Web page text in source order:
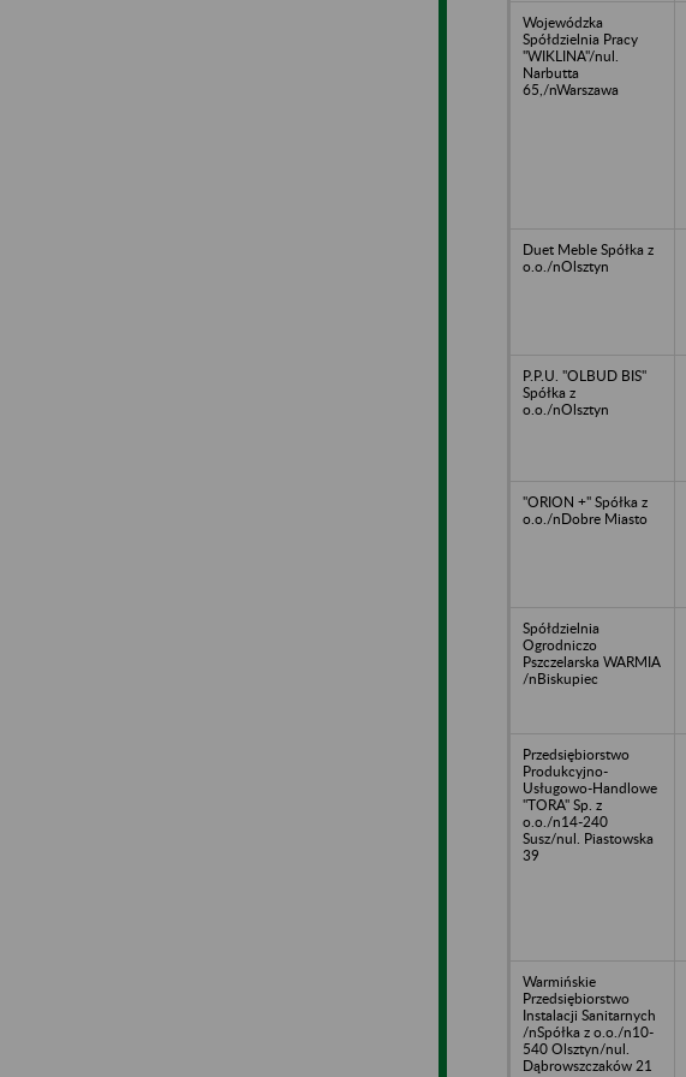
Wojewódzka
Spółdzielnia Pracy
"WIKLINA"/nul.
Narbutta
65,/nWarszawa
Duet Meble Spółka z
o.o./nOlsztyn
P.P.U. "OLBUD BIS"
Spółka z
o.o./nOlsztyn
"ORION +" Spółka z
o.o./nDobre Miasto
Spółdzielnia
Ogrodniczo
Pszczelarska WARMIA
/nBiskupiec
Przedsiębiorstwo
Produkcyjno-
Usługowo-Handlowe
"TORA" Sp. z
o.o./n14-240
Susz/nul. Piastowska
39
Warmińskie
Przedsiębiorstwo
Instalacji Sanitarnych
/nSpółka z o.o./n10-
540 Olsztyn/nul.
Dąbrowszczaków 21